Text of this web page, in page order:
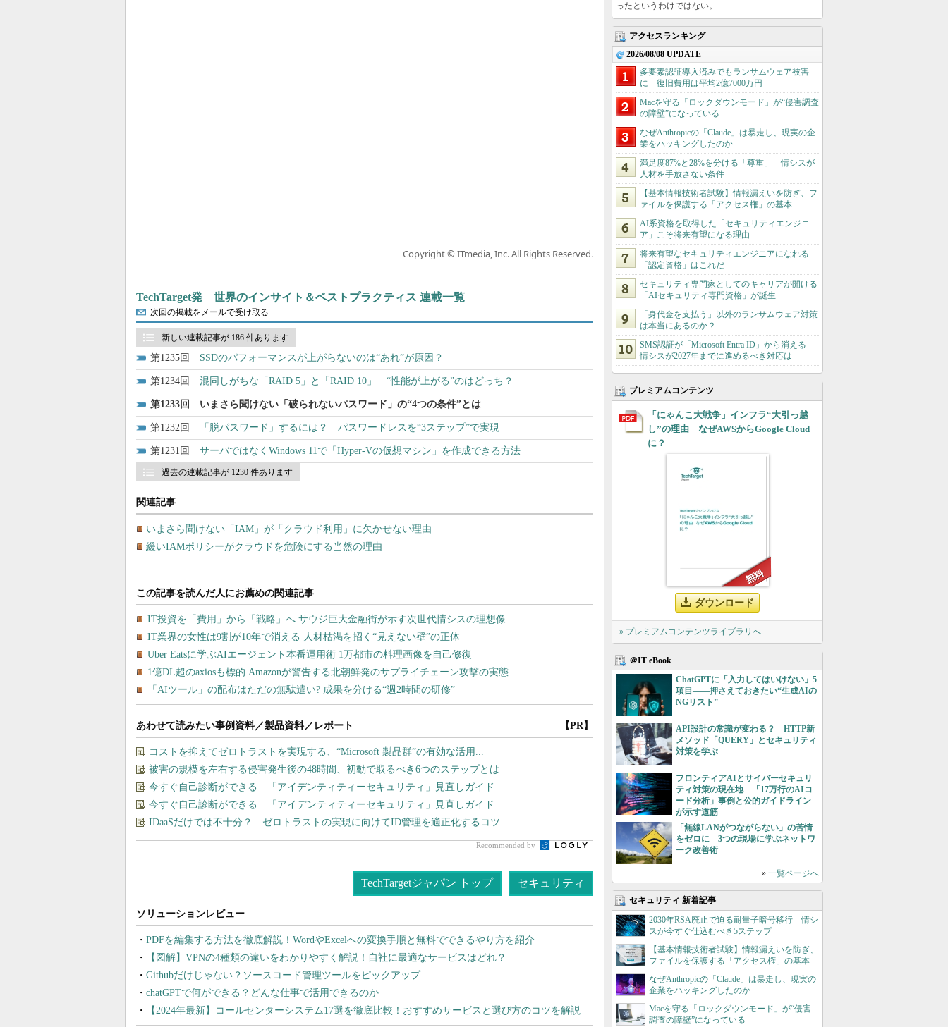
Copyright © ITmedia, Inc. All Rights Reserved.
TechTarget発 世界のインサイト＆ベストプラクティス 連載一覧
次回の掲載をメールで受け取る
新しい連載記事が 186 件あります
1235 SSDのパフォーマンスが上がらないのは“あれ”が原因？
1234 混同しがちな「RAID 5」と「RAID 10」 “性能が上がる”のはどっち？
1233 いまさら聞けない「破られないパスワード」の“4つの条件”とは
1232 「脱パスワード」するには？ パスワードレスを“3ステップ”で実現
1231 サーバではなくWindows 11で「Hyper-Vの仮想マシン」を作成できる方法
過去の連載記事が 1230 件あります
関連記事
いまさら聞けない「IAM」が「クラウド利用」に欠かせない理由
緩いIAMポリシーがクラウドを危険にする当然の理由
あわせて読みたい事例資料／製品資料／レポート 【PR】
コストを抑えてゼロトラストを実現する、“Microsoft 製品群”の有効な活用...
被害の規模を左右する侵害発生後の48時間、初動で取るべき6つのステップとは
今すぐ自己診断ができる 「アイデンティティーセキュリティ」見直しガイド
今すぐ自己診断ができる 「アイデンティティーセキュリティ」見直しガイド
IDaaSだけでは不十分？ ゼロトラストの実現に向けてID管理を適正化するコツ
Recommended by
TechTargetジャパン トップ セキュリティ
PDFを編集する方法を徹底解説！WordやExcelへの変換手順と無料でできるやり方を紹介
【図解】VPNの4種類の違いをわかりやすく解説！自社に最適なサービスはどれ？
Githubだけじゃない？ソースコード管理ツールをピックアップ
chatGPTで何ができる？どんな仕事で活用できるのか
【2024年最新】コールセンターシステム17選を徹底比較！おすすめサービスと選び方のコツを解説
ったというわけではない。
アクセスランキング
2026/08/08 UPDATE
多要素認証導入済みでもランサムウェア被害
に 復旧費用は平均2億7000万円
Macを守る「ロックダウンモード」が“侵害調査
の障壁”になっている
なぜAnthropicの「Claude」は暴走し、現実の企
業をハッキングしたのか
満足度87%と28%を分ける「尊重」 情シスが
人材を手放さない条件
【基本情報技術者試験】情報漏えいを防ぎ、フ
ァイルを保護する「アクセス権」の基本
AI系資格を取得した「セキュリティエンジニ
ア」こそ将来有望になる理由
将来有望なセキュリティエンジニアになれる
「認定資格」はこれだ
セキュリティ専門家としてのキャリアが開ける
「AIセキュリティ専門資格」が誕生
「身代金を支払う」以外のランサムウェア対策
は本当にあるのか？
SMS認証が「Microsoft Entra ID」から消える
情シスが2027年までに進めるべき対応は
プレミアムコンテンツ
「にゃんこ大戦争」インフラ“大引っ越
し”の理由 なぜAWSからGoogle Cloud
に？
ダウンロード
» プレミアムコンテンツライブラリへ
＠IT eBook
ChatGPTに「入力してはいけない」5
項目――押さえておきたい“生成AIの
NGリスト”
API設計の常識が変わる？ HTTP新
メソッド「QUERY」とセキュリティ
対策を学ぶ
フロンティアAIとサイバーセキュリ
ティ対策の現在地 「17万行のAIコ
ード分析」事例と公的ガイドライン
が示す道筋
「無線LANがつながらない」の苦情
をゼロに 3つの現場に学ぶネットワ
ーク改善術
» 一覧ページへ
セキュリティ 新着記事
2030年RSA廃止で迫る耐量子暗号移行 情シ
スが今すぐ仕込むべき5ステップ
【基本情報技術者試験】情報漏えいを防ぎ、
ファイルを保護する「アクセス権」の基本
なぜAnthropicの「Claude」は暴走し、現実の
企業をハッキングしたのか
Macを守る「ロックダウンモード」が“侵害
調査の障壁”になっている